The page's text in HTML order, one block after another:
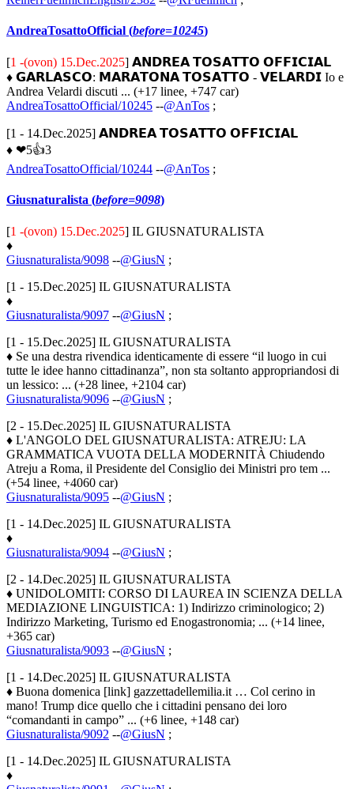
AndreaTosattoOfficial (before=10245)
[1 -(ovon) 15.Dec.2025] 𝗔𝗡𝗗𝗥𝗘𝗔 𝗧𝗢𝗦𝗔𝗧𝗧𝗢 𝗢𝗙𝗙𝗜𝗖𝗜𝗔𝗟
♦ 𝗚𝗔𝗥𝗟𝗔𝗦𝗖𝗢: 𝗠𝗔𝗥𝗔𝗧𝗢𝗡𝗔 𝗧𝗢𝗦𝗔𝗧𝗧𝗢 - 𝗩𝗘𝗟𝗔𝗥𝗗𝗜 Io e
Andrea Velardi discuti ... (+17 linee, +747 car)
AndreaTosattoOfficial/10245 --@AnTos ;
[1 - 14.Dec.2025] 𝗔𝗡𝗗𝗥𝗘𝗔 𝗧𝗢𝗦𝗔𝗧𝗧𝗢 𝗢𝗙𝗙𝗜𝗖𝗜𝗔𝗟
♦ ❤5👍3
AndreaTosattoOfficial/10244 --@AnTos ;
Giusnaturalista (before=9098)
[1 -(ovon) 15.Dec.2025] IL GIUSNATURALISTA
♦
Giusnaturalista/9098 --@GiusN ;
[1 - 15.Dec.2025] IL GIUSNATURALISTA
♦
Giusnaturalista/9097 --@GiusN ;
[1 - 15.Dec.2025] IL GIUSNATURALISTA
♦ Se una destra rivendica identicamente di essere “il luogo in cui
tutte le idee hanno cittadinanza”, non sta soltanto appropriandosi di
un lessico: ... (+28 linee, +2104 car)
Giusnaturalista/9096 --@GiusN ;
[2 - 15.Dec.2025] IL GIUSNATURALISTA
♦ L'ANGOLO DEL GIUSNATURALISTA: ATREJU: LA
GRAMMATICA VUOTA DELLA MODERNITÀ Chiudendo
Atreju a Roma, il Presidente del Consiglio dei Ministri pro tem ...
(+54 linee, +4060 car)
Giusnaturalista/9095 --@GiusN ;
[1 - 14.Dec.2025] IL GIUSNATURALISTA
♦
Giusnaturalista/9094 --@GiusN ;
[2 - 14.Dec.2025] IL GIUSNATURALISTA
♦ UNIDOLOMITI: CORSO DI LAUREA IN SCIENZA DELLA
MEDIAZIONE LINGUISTICA: 1) Indirizzo criminologico; 2)
Indirizzo Marketing, Turismo ed Enogastronomia; ... (+14 linee,
+365 car)
Giusnaturalista/9093 --@GiusN ;
[1 - 14.Dec.2025] IL GIUSNATURALISTA
♦ Buona domenica [link] gazzettadellemilia.it … Col cerino in
mano! Trump dice quello che i cittadini pensano dei loro
“comandanti in campo” ... (+6 linee, +148 car)
Giusnaturalista/9092 --@GiusN ;
[1 - 14.Dec.2025] IL GIUSNATURALISTA
♦